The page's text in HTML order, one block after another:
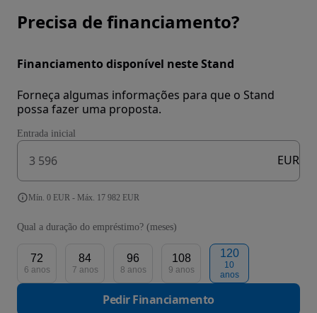
Precisa de financiamento?
Financiamento disponível neste Stand
Forneça algumas informações para que o Stand
possa fazer uma proposta.
Entrada inicial
EUR
Mín. 0 EUR - Máx. 17 982 EUR
Qual a duração do empréstimo? (meses)
72
6 anos
84
7 anos
96
8 anos
108
9 anos
120
10
anos
Pedir Financiamento